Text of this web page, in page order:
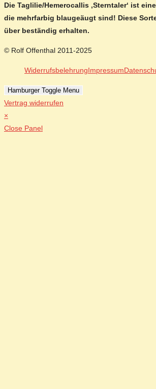
Die Taglilie/Hemerocallis ‚Sterntaler‘ ist
die mehrfarbig blaugeäugt sind! Diese
über beständig erhalten.
© Rolf Offenthal 2011-2025
WiderrufsbelehrungImpressum
Hamburger Toggle Menu
Vertrag widerrufen
×
Close Panel